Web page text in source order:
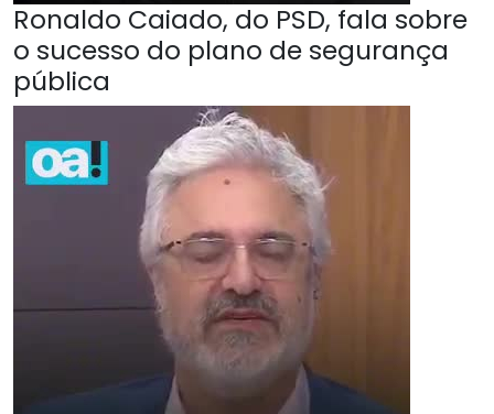
Ronaldo Caiado, do PSD, fala sobre
o sucesso do plano de segurança
pública